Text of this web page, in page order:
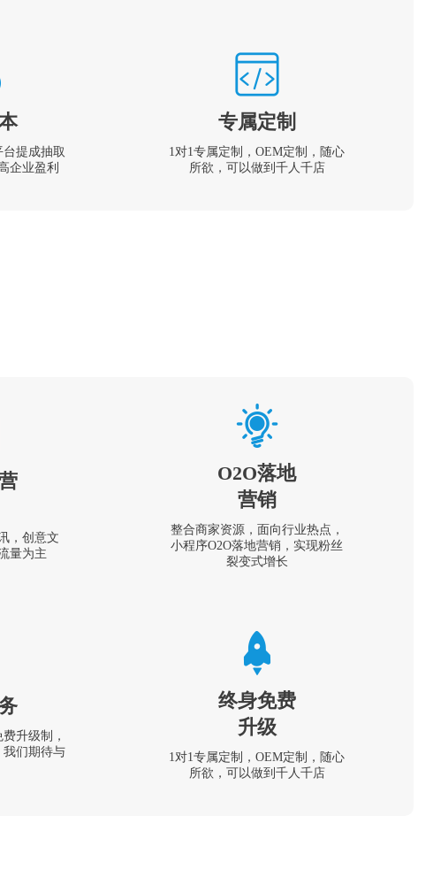
提成抽取
企业盈利
专属定制
1对1专属定制，OEM定制，随心
所欲，可以做到千人千店
，创意文
量为主
O2O落地
营销
整合商家资源，面向行业热点，
小程序O2O落地营销，实现粉丝
裂变式增长
升级制，
们期待与
终身免费
升级
1对1专属定制，OEM定制，随心
所欲，可以做到千人千店